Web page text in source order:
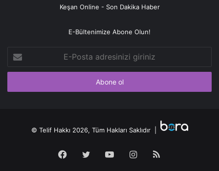
Keşan Online - Son Dakika Haber
E-Bültenimize Abone Olun!
Posta
adresinizi
© Telif Hakkı 2026, Tüm Hakları Saklıdır |
Facebook
TwitterYouTubeInstagram
RSS